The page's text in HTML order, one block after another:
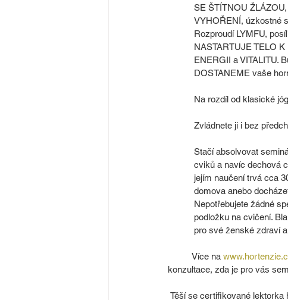
SE ŠTÍTNOU
VYHOŘENÍ, úzkostné
Rozproudí LYMFU,
NASTARTUJE TELO
ENERGII a VITALITU.
DOSTANEME vaše
Na rozdíl od klasické
Zvládnete ji i bez
Stačí absolvovat
cviků a navíc dechová
jejím naučení trvá cca
domova anebo
Nepotřebujete žádné
podložku na cvičení.
pro své ženské zdraví
Více na
konzultace, zda je pro vás
Těší se certifikované lektorka